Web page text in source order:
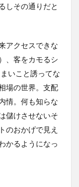
しその通りだと
アクセスできな
、客をカモるシ
いこと誘ってな
場の世界。支配
情。何も知らな
儲けさせないそ
のおかげで見え
かるようになっ